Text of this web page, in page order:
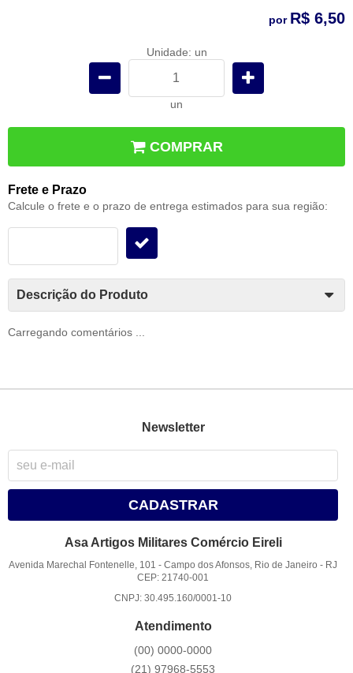
por R$ 6,50
Unidade: un
un
COMPRAR
Frete e Prazo
Calcule o frete e o prazo de entrega estimados para sua região:
Descrição do Produto
Carregando comentários ...
Newsletter
CADASTRAR
Asa Artigos Militares Comércio Eireli
Avenida Marechal Fontenelle, 101 -Campo dos Afonsos, Rio de Janeiro - RJ
CEP: 21740-001
CNPJ: 30.495.160/0001-10
Atendimento
(00) 0000-0000
(21) 97968-5553